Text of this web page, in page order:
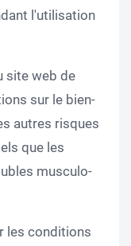
l'utilisation
site web de
sur le bien-
autres risques
que les
musculo-
les conditions